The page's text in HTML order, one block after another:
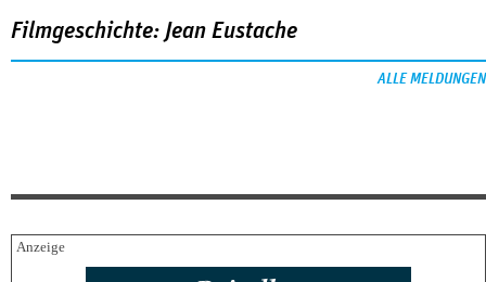
Filmgeschichte: Jean Eustache
ALLE MELDUNGEN